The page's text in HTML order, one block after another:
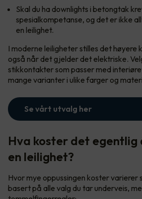
Skal du ha downlights i betongtak
spesialkompetanse, og det er ikke
en leilighet.
I moderne leiligheter stilles det høyere
også når det gjelder det elektriske.
stikkontakter som passer med
mange varianter i ulike farger og
Se vårt utvalg her
Hva koster det egentlig
en leilighet?
Hvor mye oppussingen koster varierer
basert på alle valg du tar underveis,